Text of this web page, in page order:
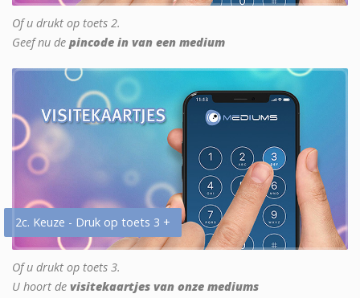
Of u drukt op toets 2.
Geef nu de pincode in van een medium
2c. Keuze - Druk op toets 3 +
Of u drukt op toets 3.
U hoort de visitekaartjes van onze mediums